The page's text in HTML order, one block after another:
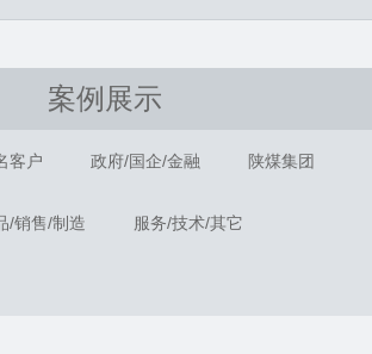
案例展示
客户 政府/国企/金融 陕煤集团
/销售/制造 服务/技术/其它